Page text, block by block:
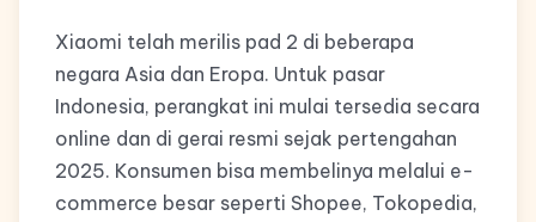
Xiaomi telah merilis pad 2 di beberapa
negara Asia dan Eropa. Untuk pasar
Indonesia, perangkat ini mulai tersedia secara
online dan di gerai resmi sejak pertengahan
2025. Konsumen bisa membelinya melalui e-
commerce besar seperti Shopee, Tokopedia,